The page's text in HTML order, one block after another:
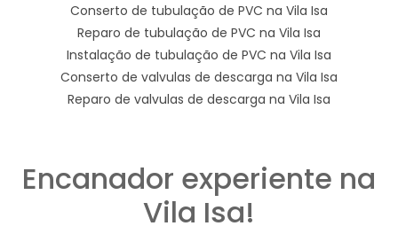
Conserto de tubulação de PVC na Vila Isa
Reparo de tubulação de PVC na Vila Isa
Instalação de tubulação de PVC na Vila Isa
Conserto de valvulas de descarga na Vila Isa
Reparo de valvulas de descarga na Vila Isa
Encanador experiente na
Vila Isa!